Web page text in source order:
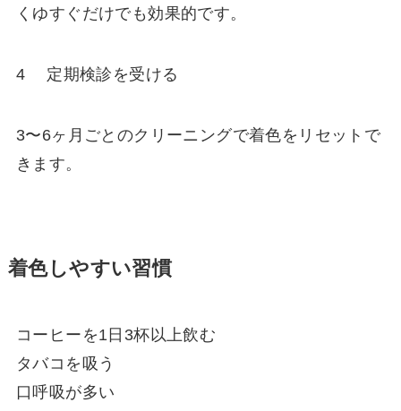
くゆすぐだけでも効果的です。
4 定期検診を受ける
3〜6ヶ月ごとのクリーニングで着色をリセットで
きます。
着色しやすい習慣
コーヒーを1日3杯以上飲む
タバコを吸う
口呼吸が多い